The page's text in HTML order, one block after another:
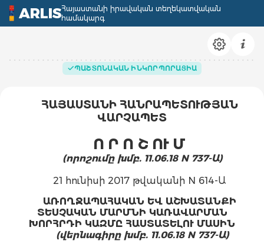
ARLISՀայաստանի իրավական տեղեկատվական
համակարգ
ՊԱՇՏՈՆԱԿԱՆ ԻՆԿՈՐՊՈՐԱՑԻԱ
ՀԱՅԱՍՏԱՆԻ ՀԱՆՐԱՊԵՏՈՒԹՅԱՆ
ՎԱՐՉԱՊԵՏ
Ո Ր Ո Շ ՈՒ Մ
(որոշումը խմբ. 11.06.18 N 737-Ա)
21 հունիսի 2017 թվականի N 614-Ա
ԱՌՈՂՋԱՊԱՀԱԿԱՆ ԵՎ ԱՇԽԱՏԱՆՔԻ
ՏԵՍՉԱԿԱՆ ՄԱՐՄՆԻ ԿԱՌԱՎԱՐՄԱՆ
ԽՈՐՀՐԴԻ ԿԱԶՄԸ ՀԱՍՏԱՏԵԼՈՒ ՄԱՍԻՆ
(վերնագիրը խմբ. 11.06.18 N 737-Ա)